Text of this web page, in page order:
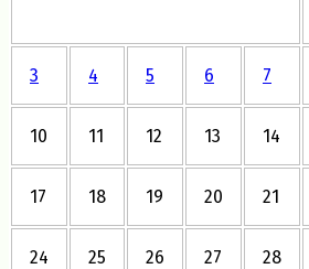
3 4 5 6 7
10 11 12 13 14
17 18 19 20 21
24 25 26 27 28